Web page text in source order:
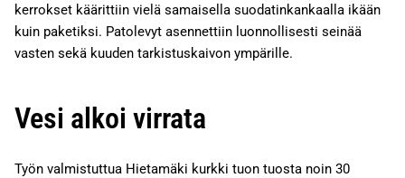
kerrokset käärittiin vielä samaisella suodatinkankaalla ikään
kuin paketiksi. Patolevyt asennettiin luonnollisesti seinää
vasten sekä kuuden tarkistuskaivon ympärille.
Vesi alkoi virrata
Työn valmistuttua Hietamäki kurkki tuon tuosta noin 30